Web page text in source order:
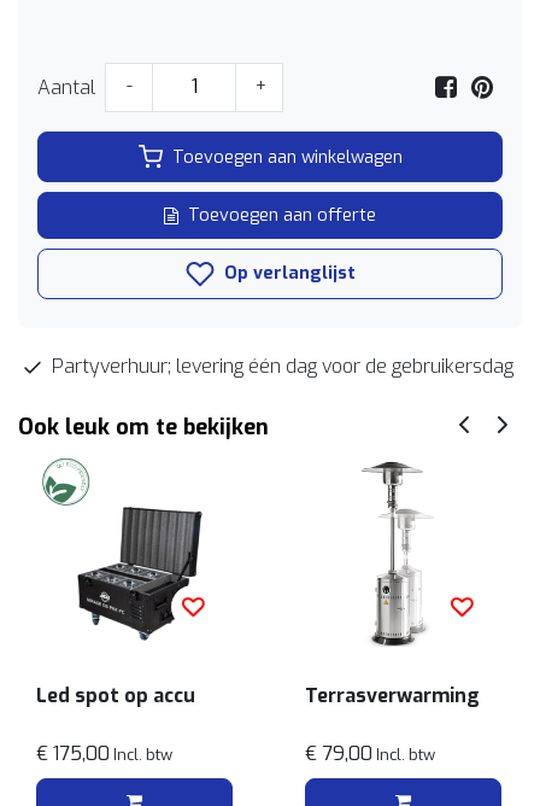
Aantal - +
Toevoegen aan winkelwagen
Toevoegen aan offerte
Op verlanglijst
Partyverhuur; levering één dag voor de gebruikersdag
Ook leuk om te bekijken
Led spot op accu
€ 175,00 Incl. btw
Terrasverwarming
€ 79,00 Incl. btw